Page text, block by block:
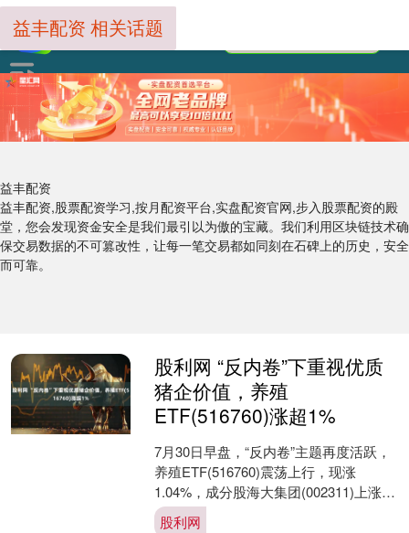
益丰配资
益丰配资,股票配资学习,按月配资平台,实盘配资官网,步入股票配资的殿
堂，您会发现资金安全是我们最引以为傲的宝藏。我们利用区块链技术确
保交易数据的不可篡改性，让每一笔交易都如同刻在石碑上的历史，安全
而可靠。
益丰配资 相关话题
股利网 “反内卷”下重视优质
猪企价值，养殖
ETF(516760)涨超1%
7月30日早盘，“反内卷”主题再度活跃，
养殖ETF(516760)震荡上行，现涨
1.04%，成分股海大集团(002311)上涨
2.88%，晓鸣股份(300967....
股利网